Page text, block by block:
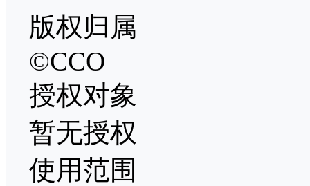
版权归属
©CCO
授权对象
暂无授权
使用范围